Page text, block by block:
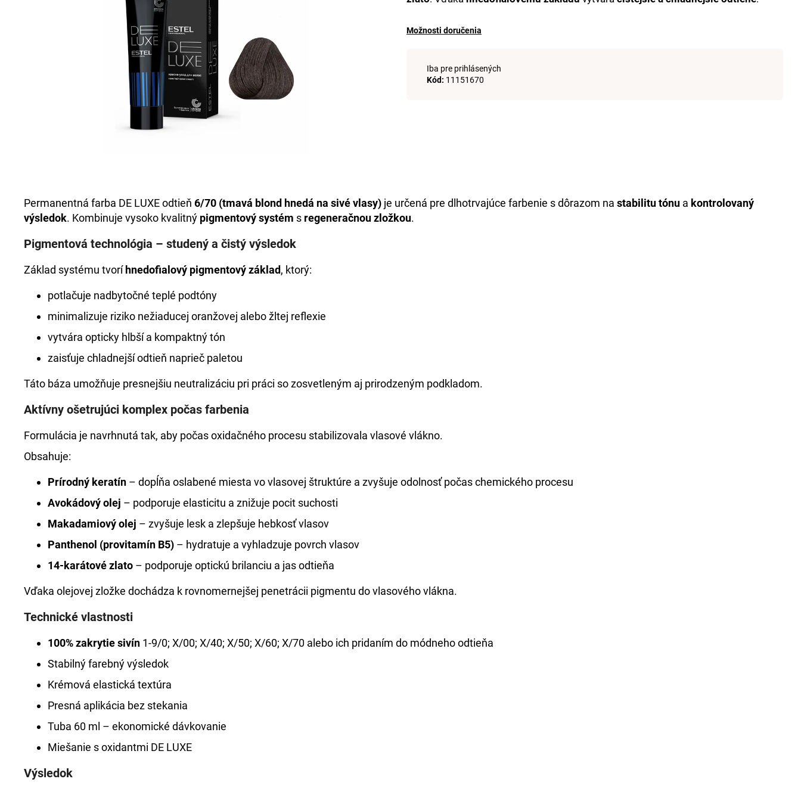
Možnosti doručenia
Iba pre prihlásených
Kód: 11151670
Permanentná farba DE LUXE odtieň 6/70 (tmavá blond hnedá na sivé vlasy) je určená pre dlhotrvajúce farbenie s dôrazom na stabilitu tónu a kontrolovaný
výsledok. Kombinuje vysoko kvalitný pigmentový systém s regeneračnou zložkou.
Pigmentová technológia – studený a čistý výsledok
Základ systému tvorí hnedofialový pigmentový základ, ktorý:
potlačuje nadbytočné teplé podtóny
minimalizuje riziko nežiaducej oranžovej alebo žltej reflexie
vytvára opticky hlbší a kompaktný tón
zaisťuje chladnejší odtieň naprieč paletou
Táto báza umožňuje presnejšiu neutralizáciu pri práci so zosvetleným aj prirodzeným podkladom.
Aktívny ošetrujúci komplex počas farbenia
Formulácia je navrhnutá tak, aby počas oxidačného procesu stabilizovala vlasové vlákno.
Obsahuje:
Prírodný keratín – dopĺňa oslabené miesta vo vlasovej štruktúre a zvyšuje odolnosť počas chemického procesu
Avokádový olej – podporuje elasticitu a znižuje pocit suchosti
Makadamiový olej – zvyšuje lesk a zlepšuje hebkosť vlasov
Panthenol (provitamín B5) – hydratuje a vyhladzuje povrch vlasov
14-karátové zlato – podporuje optickú brilanciu a jas odtieňa
Vďaka olejovej zložke dochádza k rovnomernejšej penetrácii pigmentu do vlasového vlákna.
Technické vlastnosti
100% zakrytie sivín 1-9/0; X/00; X/40; X/50; X/60; X/70 alebo ich pridaním do módneho odtieňa
Stabilný farebný výsledok
Krémová elastická textúra
Presná aplikácia bez stekania
Tuba 60 ml – ekonomické dávkovanie
Miešanie s oxidantmi DE LUXE
Výsledok
+DE LUXE FARBA 3/0 TMAVOHNEDÁ
+DE LUXE FARBA 1/0 ČIERNA 60ML
DE LUXE OXIDANT 6% 1000 ML